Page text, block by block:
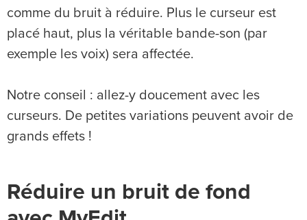
comme du bruit à réduire. Plus le curseur est
placé haut, plus la véritable bande-son (par
exemple les voix) sera affectée.
Notre conseil : allez-y doucement avec les
curseurs. De petites variations peuvent avoir de
grands effets !
Réduire un bruit de fond